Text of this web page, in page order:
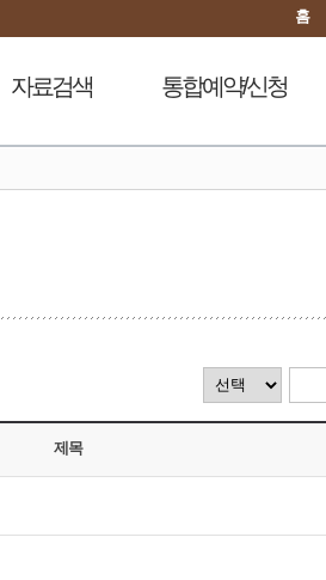
홈
자료검색
추천도서
서관 통합검색
통합예약/신청
열람실좌석현황
제목